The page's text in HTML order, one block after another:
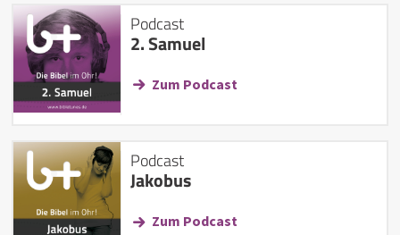
Podcast
2. Samuel
Zum Podcast
Podcast
Jakobus
Zum Podcast